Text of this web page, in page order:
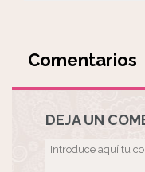
Comentarios
DEJA UN